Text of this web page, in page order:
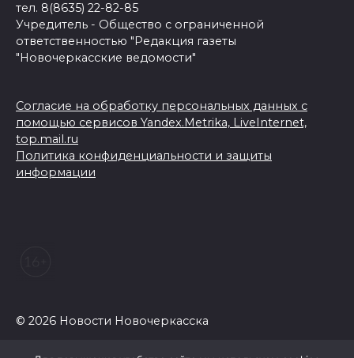
тел. 8(8635) 22-82-85
Учредитель - Общество с ограниченной
ответственностью "Редакция газеты
"Новочеркасские ведомости"
Согласие на обработку персональных данных с
помощью сервисов Yandex.Metrika, LiveInternet,
top.mail.ru
Политика конфиденциальности и защиты
информации
© 2026 Новости Новочеркасска